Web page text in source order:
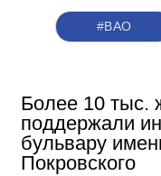
#ВАО
Более 10 тыс.
поддержали
бульвару
Покровского